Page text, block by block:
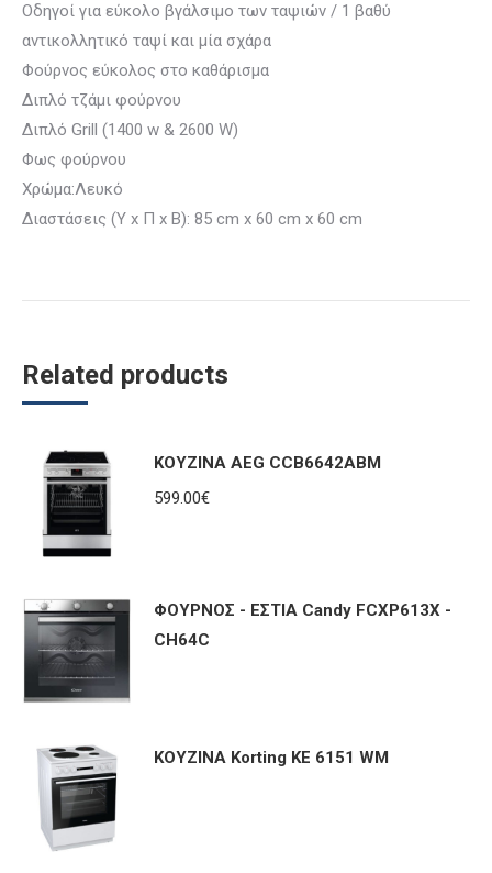
Οδηγοί για εύκολο βγάλσιμο των ταψιών / 1 βαθύ
αντικολλητικό ταψί και μία σχάρα
Φούρνος εύκολος στο καθάρισμα
Διπλό τζάμι φούρνου
Διπλό Grill (1400 w & 2600 W)
Φως φούρνου
Χρώμα:Λευκό
Διαστάσεις (Υ x Π x Β): 85 cm x 60 cm x 60 cm
Related products
ΚΟΥΖΙΝΑ AEG CCB6642ABM
599.00€
ΦΟΥΡΝΟΣ - ΕΣΤΙΑ Candy FCXP613X -
CH64C
ΚΟΥΖΙΝΑ Korting KE 6151 WM